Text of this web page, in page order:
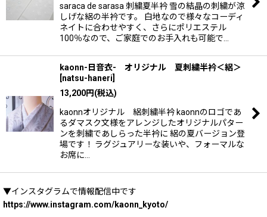
saraca de sarasa 刺繍夏半衿 雪の結晶の刺繍が涼
しげな絽の半衿です。 白地なので様々なコーディ
ネイトに合わせやすく、さらにポリエステル
100％なので、ご家庭でのお手入れも可能で…
kaonn-日音衣- オリジナル 夏刺繍半衿＜絽＞
[natsu-haneri]
13,200円(税込)
kaonnオリジナル 絽刺繍半衿 kaonnのロゴであ
るダマスク文様をアレンジしたオリジナルパター
ンを刺繍であしらった半衿に 絽の夏バージョン登
場です！ ラグジュアリーな装いや、フォーマルな
お席に…
▼インスタグラムで情報配信中です
https://www.instagram.com/kaonn_kyoto/